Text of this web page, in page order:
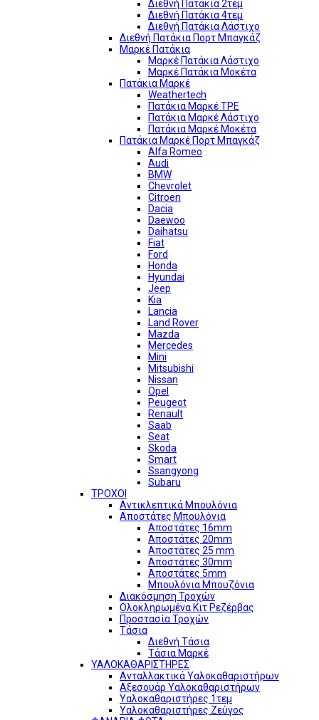
Διεθνή Πατάκια 2τεμ
Διεθνή Πατάκια 4τεμ
Διεθνή Πατάκια Λάστιχο
Διεθνή Πατάκια Πορτ Μπαγκάζ
Μαρκέ Πατάκια
Μαρκέ Πατάκια Λάστιχο
Μαρκέ Πατάκια Μοκέτα
Πατάκια Μαρκέ
Weathertech
Πατάκια Μαρκέ TPE
Πατάκια Μαρκέ Λάστιχο
Πατάκια Μαρκέ Μοκέτα
Πατάκια Μαρκέ Πορτ Μπαγκάζ
Alfa Romeo
Audi
BMW
Chevrolet
Citroen
Dacia
Daewoo
Daihatsu
Fiat
Ford
Honda
Hyundai
Jeep
Kia
Lancia
Land Rover
Mazda
Mercedes
Mini
Mitsubishi
Nissan
Opel
Peugeot
Renault
Saab
Seat
Skoda
Smart
Ssangyong
Subaru
ΤΡΟΧΟΙ
Αντικλεπτικά Μπουλόνια
Αποστάτες Μπουλόνια
Αποστάτες 16mm
Αποστάτες 20mm
Αποστάτες 25 mm
Αποστάτες 30mm
Αποστάτες 5mm
Μπουλόνια Μπουζόνια
Διακόσμηση Τροχών
Ολοκληρωμένα Κιτ Ρεζέρβας
Προστασία Τροχών
Τάσια
Διεθνή Τάσια
Τάσια Μαρκέ
ΥΑΛΟΚΑΘΑΡΙΣΤΗΡΕΣ
Ανταλλακτικά Υαλοκαθαριστήρων
Αξεσουάρ Υαλοκαθαριστήρων
Υαλοκαθαριστήρες 1τεμ
Υαλοκαθαριστήρες Ζεύγος